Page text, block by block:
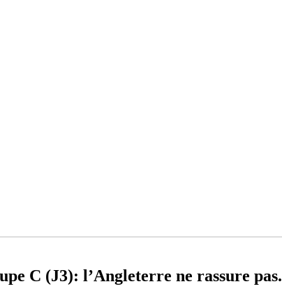
C (J3): l’Angleterre ne rassure pas.